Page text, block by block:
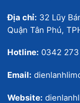
Địa chỉ: 32 Lũy
Quận Tân Phú,
Hotline: 0342 273
Email:
Website: